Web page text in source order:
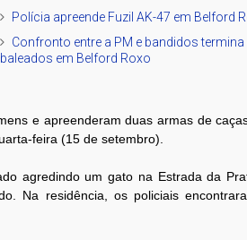
Polícia apreende Fuzil AK-47 em Belford
Confronto entre a PM e bandidos
baleados em Belford Roxo
e apreenderam duas armas de
feira (15 de setembro).
agredindo um gato na Estrada da
Na residência, os policiais